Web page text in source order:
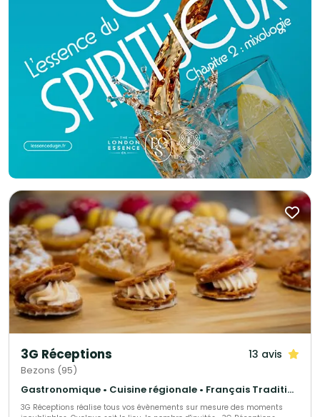
3G Réceptions 13 avis
Bezons (95)
Gastronomique • Cuisine régionale • Français Traditionnel
3G Réceptions réalise tous vos évènements sur mesure des moments